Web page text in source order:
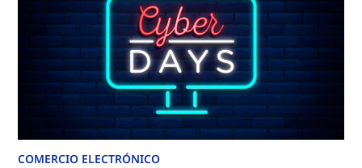
COMERCIO ELECTRÓNICO